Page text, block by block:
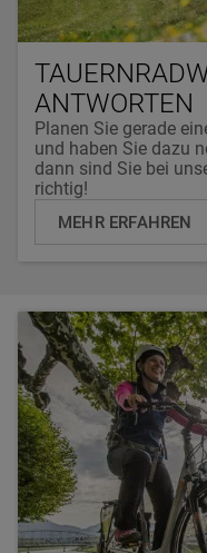
ANTWORTEN
Planen Sie gerade
und haben Sie dazu
dann sind Sie bei
richtig!
MEHR ERFAHREN